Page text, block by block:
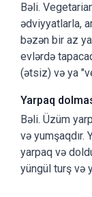
Bəli.
ədviyyatlarla,
bəzən bir az
evlərdə
(ətsiz) və ya
Yarpaq
Bəli. Üzüm
və yumşaqdır.
yarpaq və
yüngül turş və